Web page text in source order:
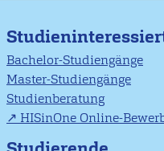
Bachelor-Studiengänge
Master-Studiengänge
Studienberatung
HISinOne Online-